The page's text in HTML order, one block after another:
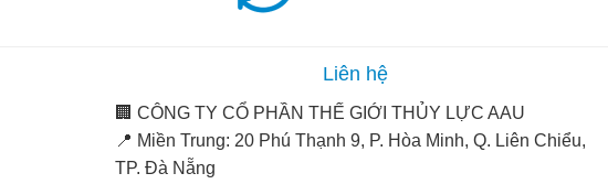
Liên hệ
🏢 CÔNG TY CỔ PHẦN THẾ GIỚI THỦY LỰC AAU
📍 Miền Trung: 20 Phú Thạnh 9, P. Hòa Minh, Q. Liên Chiểu,
TP. Đà Nẵng